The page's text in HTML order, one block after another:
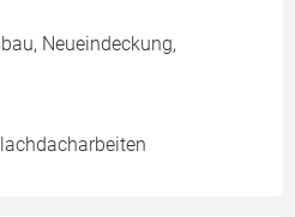
Neueindeckung,